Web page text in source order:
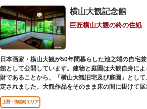
横山大観記念館
巨匠横山大観の終の住処
日本画家・横山大観が50年間暮らした池之端の自宅
館として公開しています。建物と庭園は大観自身に
財であることから、「横山大観旧宅及び庭園」とし
定されました。大観作品をそのまま床の間に掛けて
来の楽しみ方を体験できる貴重な空間です。
上野・御徒町エリア